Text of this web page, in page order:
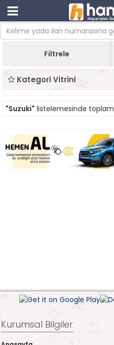
Filtrele
Kategori Vitrini
"Suzuki" listelemesinde toplam
Kurumsal Bilgiler